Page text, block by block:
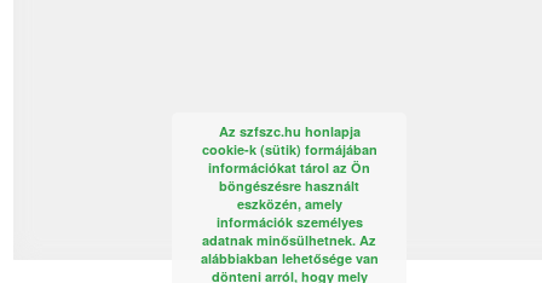
Az szfszc.hu honlapja
cookie-k (sütik) formájában
információkat tárol az Ön
böngészésre használt
eszközén, amely
információk személyes
adatnak minősülhetnek. Az
alábbiakban lehetősége van
dönteni arról, hogy mely